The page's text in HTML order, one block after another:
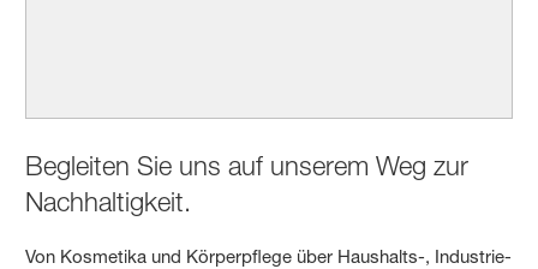
Begleiten Sie uns auf unserem Weg zur
Nachhaltigkeit.
Von Kosmetika und Körperpflege über Haushalts-, Industrie-